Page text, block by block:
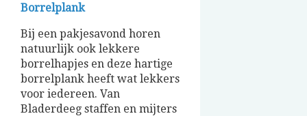
Borrelplank
Bij een pakjesavond horen
natuurlijk ook lekkere
borrelhapjes en deze hartige
borrelplank heeft wat lekkers
voor iedereen. Van
Bladerdeeg staffen en mijters